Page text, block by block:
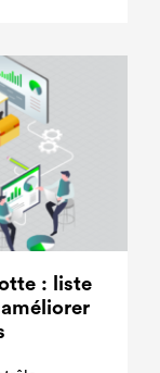
: liste